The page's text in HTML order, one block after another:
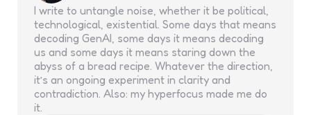
I write to untangle noise, whether it be political,
technological, existential. Some days that means
decoding GenAI, some days it means decoding
us and some days it means staring down the
abyss of a bread recipe. Whatever the direction,
it’s an ongoing experiment in clarity and
contradiction. Also: my hyperfocus made me do
it.